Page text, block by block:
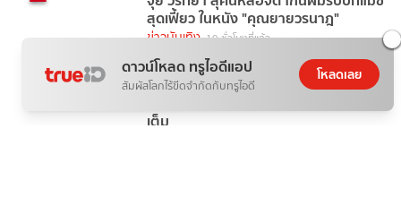
สุดเฟี้ยว ในหนัง "คุณยายวรนาฎ"
ข่าวบันเทิง 19 ชั่วโมงที่แล้ว
3 TrueAF 2026 ดูได้ที่ไหน พร้อมบอกช่อง
เต็ม
ดาวน์โหลด ทรูไอดีแอป
สัมผัสโลกไร้ขีดจำกัดกับทรูไอดี
โหลดเลย